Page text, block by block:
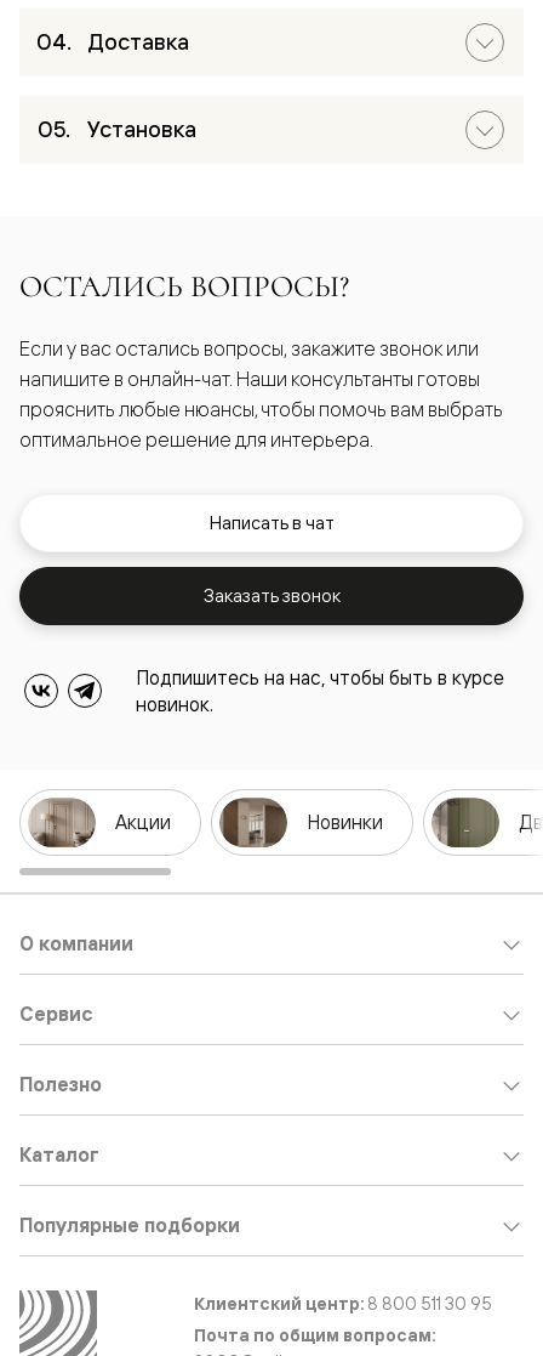
Доставка
Установка
ОСТАЛИСЬ ВОПРОСЫ?
Если у вас остались вопросы, закажите звонок или
напишите в онлайн-чат. Наши консультанты готовы
прояснить любые нюансы, чтобы помочь вам выбрать
оптимальное решение для интерьера.
Написать в чат
Заказать звонок
Подпишитесь на нас, чтобы быть в курсе
новинок.
Акции Новинки
О компании
Сервис
Полезно
Каталог
Популярные подборки
Клиентский центр: 8 800 511 30 95
Почта по общим вопросам: